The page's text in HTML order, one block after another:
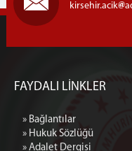
kirsehir.acik
FAYDALI LİNKLER
» Bağlantılar
» Hukuk Sözlüğü
» Adalet Dergisi